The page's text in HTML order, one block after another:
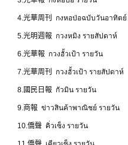
4.光華周刊 กงหอป่อฉบับวันอาทิต
5.光明週報 กวงหมิง รายสัปดาห์
6.光華報 กวงฮั้วเป้า รายวัน
7.光華周刊 กวงฮั้วเป้า รายสัปดาห์
8.國民日報 กัวมิน รายวัน
9.商報 ข่าวสินค้าพาณิชย์ รายวัน
10.僑聲 คิ่วเซ็ง รายวัน